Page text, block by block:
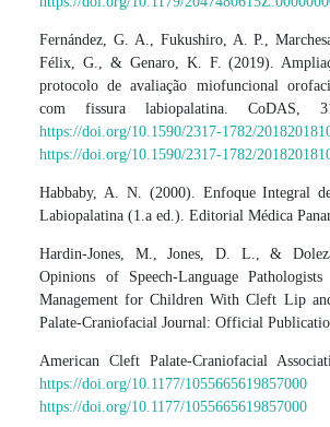
Fernández, G. A., Fukushiro, A. P.,
Félix, G., & Genaro, K. F. (2019).
protocolo de avaliação miofuncional
com fissura labiopalatina. CoDAS,
https://doi.org/10.1590/2317-1782/
https://doi.org/10.1590/2317-1782/
Habbaby, A. N. (2000). Enfoque Integral
Labiopalatina (1.a ed.). Editorial Médica
Hardin-Jones, M., Jones, D. L., &
Opinions of Speech-Language Pathologists
Management for Children With Cleft Lip
Palate-Craniofacial Journal: Official
American Cleft Palate-Craniofacial
https://doi.org/10.1177/1055665619857000
https://doi.org/10.1177/1055665619857000